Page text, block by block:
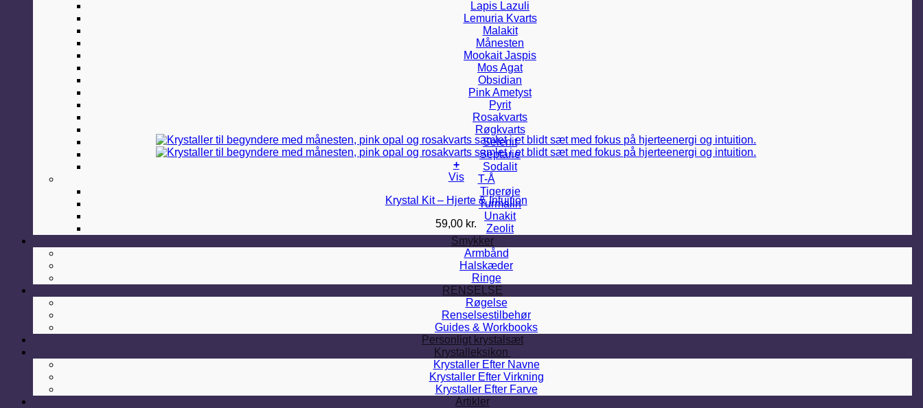
Lapis Lazuli
Lemuria Kvarts
Malakit
Månesten
Mookait Jaspis
Mos Agat
Obsidian
Pink Ametyst
Pyrit
Rosakvarts
Røgkvarts
Selenit
Septarie
Sodalit
T-Å
Tigerøje
Turmalin
Unakit
Zeolit
Smykker
Armbånd
Halskæder
Ringe
RENSELSE
Røgelse
Renselsestilbehør
Guides & Workbooks
Personligt krystalsæt
Krystalleksikon
Krystaller Efter Navne
Krystaller Efter Virkning
Krystaller Efter Farve
Artikler
+
Vis
Krystal Kit – Hjerte & Intuition
59,00 kr.